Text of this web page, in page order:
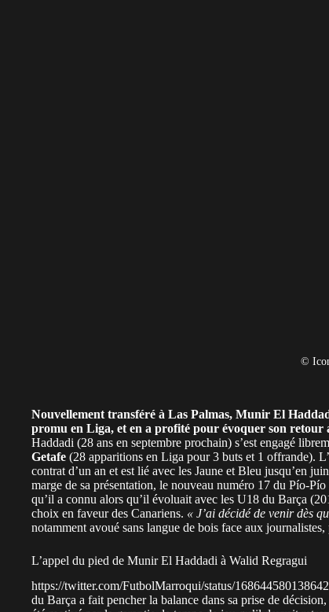
©
Nouvellement transféré à Las Palmas, Munir El
promu en Liga, et en a profité pour évoquer son retour
Haddadi (28 ans en septembre prochain) s’est engagé
Getafe (28 apparitions en Liga pour 3 buts et 1 offrande).
contrat d’un an et est lié avec les Jaune et Bleu jusqu’en
marge de sa présentation, le nouveau numéro 17 du Pío-
qu’il a connu alors qu’il évoluait avec les U18 du Barça
choix en faveur des Canariens. « J’ai décidé de venir dès
notamment avoué sans langue de bois face aux
L’appel du pied de Munir El Haddadi à Walid Regragui
https://twitter.com/FutbolMarroqui/status/
du Barça a fait pencher la balance dans sa prise de